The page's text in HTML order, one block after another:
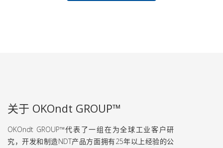
关于 OKOndt GROUP™
OKOndt GROUP™代表了一组在为全球工业客户研
究，开发和制造NDT产品方面拥有25年以上经验的公